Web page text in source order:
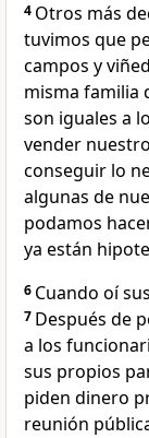
4 Otros más
tuvimos que
campos y
misma familia
son iguales a
vender
conseguir lo
algunas de
podamos
ya están
6 Cuando oí
7 Después de
a los
sus propios
piden dinero
reunión